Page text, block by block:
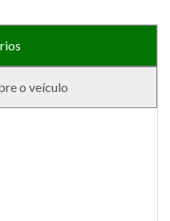
o veículo